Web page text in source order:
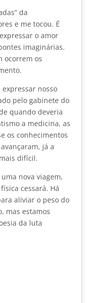
da
e me tocou. É
o amor
imaginárias.
ocorrem os
nosso
pelo gabinete do
quando deveria
a medicina, as
os conhecimentos
já a
difícil.
nova viagem,
cessará. Há
aliviar o peso do
mas estamos
da luta